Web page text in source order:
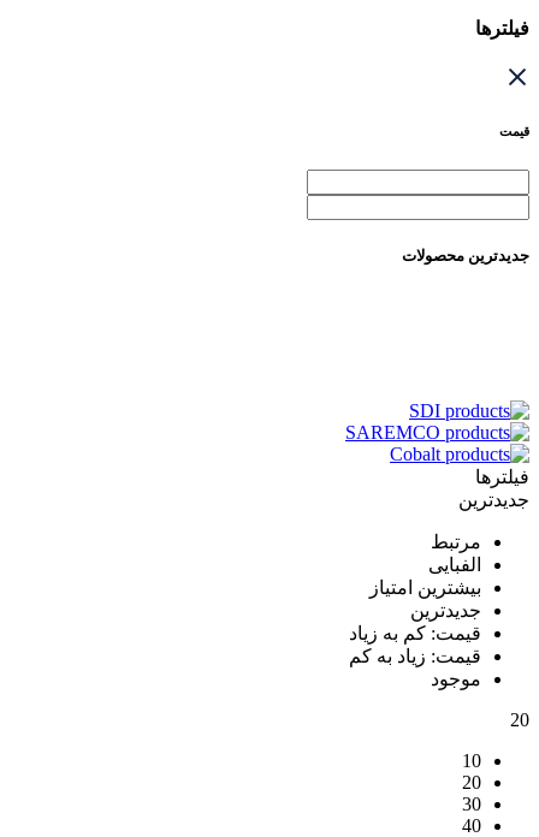
فیلترها
قیمت
جدیدترین محصولات
فیلترها
جدیدترین
مرتبط
الفبایی
بیشترین امتیاز
جدیدترین
قیمت: کم به زیاد
قیمت: زیاد به کم
موجود
20
10
20
30
40